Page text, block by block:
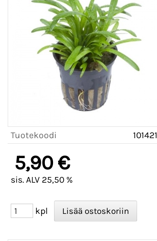
Tuotekoodi 101421
5,90 €
sis. ALV 25,50 %
kpl